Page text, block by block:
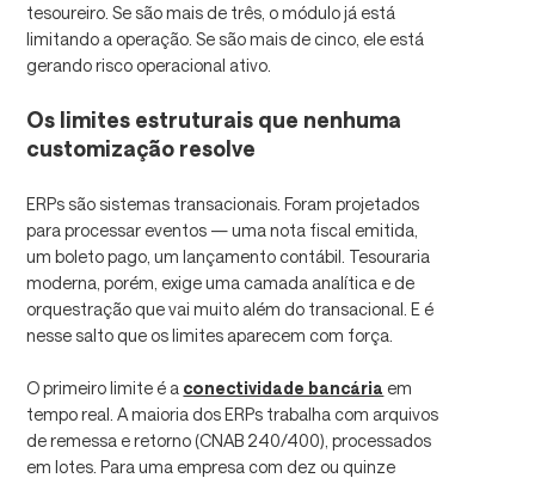
tesoureiro. Se são mais de três, o módulo já está
limitando a operação. Se são mais de cinco, ele está
gerando risco operacional ativo.
Os limites estruturais que nenhuma
customização resolve
ERPs são sistemas transacionais. Foram projetados
para processar eventos — uma nota fiscal emitida,
um boleto pago, um lançamento contábil. Tesouraria
moderna, porém, exige uma camada analítica e de
orquestração que vai muito além do transacional. E é
nesse salto que os limites aparecem com força.
O primeiro limite é a conectividade bancária em
tempo real. A maioria dos ERPs trabalha com arquivos
de remessa e retorno (CNAB 240/400), processados
em lotes. Para uma empresa com dez ou quinze